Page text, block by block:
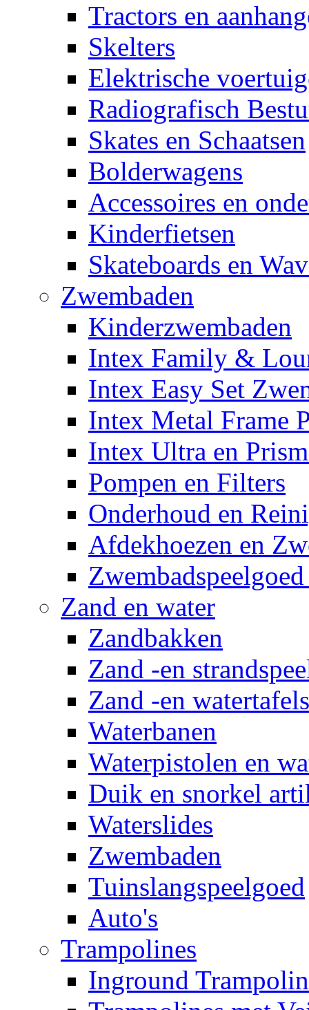
Tractors en
Skelters
Elektrische
Radiografisch
Skates en Schaatsen
Bolderwagens
Accessoires en
Kinderfietsen
Skateboards en
Zwembaden
Kinderzwembaden
Intex Family &
Intex Easy Set
Intex Metal Frame
Intex Ultra en
Pompen en Filters
Onderhoud en
Afdekhoezen en
Zand en water
Zandbakken
Zand -en
Zand -en watertafels
Waterbanen
Waterpistolen en
Duik en snorkel
Waterslides
Zwembaden
Tuinslangspeelgoed
Auto's
Trampolines
Inground